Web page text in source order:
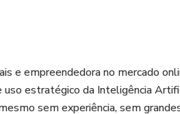
e empreendedora no mercado
estratégico da Inteligência
sem experiência, sem